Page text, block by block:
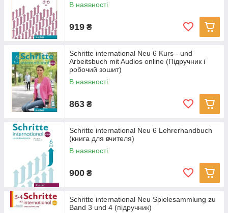
В наявності
919 ₴
Schritte international Neu 6 Kurs - und
Arbeitsbuch mit Audios online (Підручник і
робочий зошит)
В наявності
863 ₴
Schritte international Neu 6 Lehrerhandbuch
(книга для вчителя)
В наявності
900 ₴
Schritte international Neu Spielesammlung zu
Band 3 und 4 (підручник)